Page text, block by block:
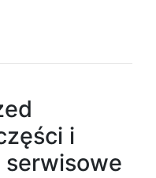
i